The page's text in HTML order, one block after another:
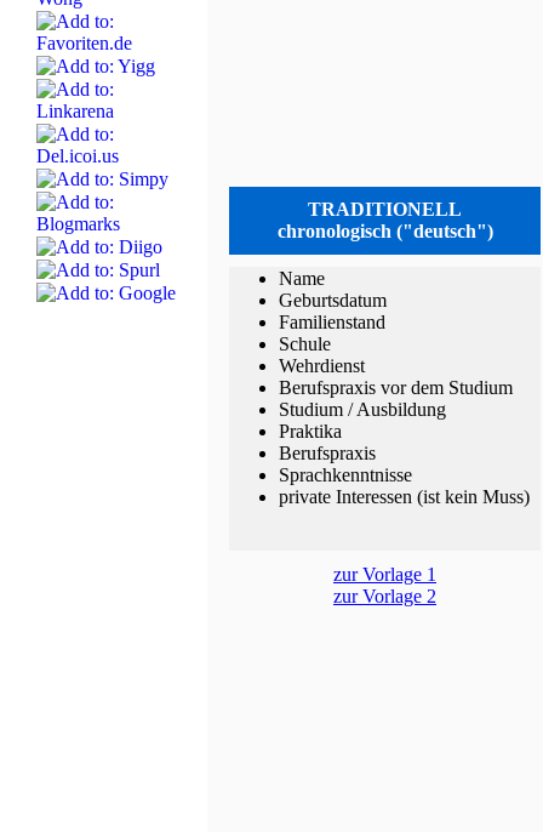
TRADITIONELL
chronologisch ("deutsch")
Name
Geburtsdatum
Familienstand
Schule
Wehrdienst
Berufspraxis vor dem Studium
Studium / Ausbildung
Praktika
Berufspraxis
Sprachkenntnisse
private Interessen (ist kein Muss)
zur Vorlage 1
zur Vorlage 2